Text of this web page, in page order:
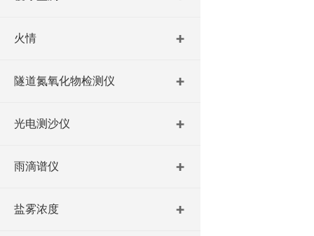
火情
隧道氮氧化物检测仪
光电测沙仪
雨滴谱仪
盐雾浓度